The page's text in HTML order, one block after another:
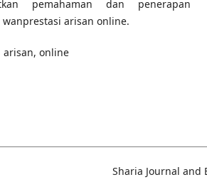
pemahaman dan penerapan
arisan online.
online
Sharia Journal and